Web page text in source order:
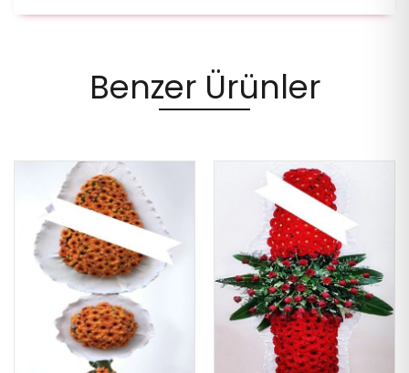
Benzer Ürünler